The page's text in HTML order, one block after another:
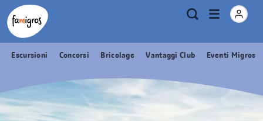
Navigazione
segnalibri
Header
Logo Metanavigazione
Ricerca
Apri
menu
Escursioni Concorsi Bricolage Vantaggi Club Eventi Migros